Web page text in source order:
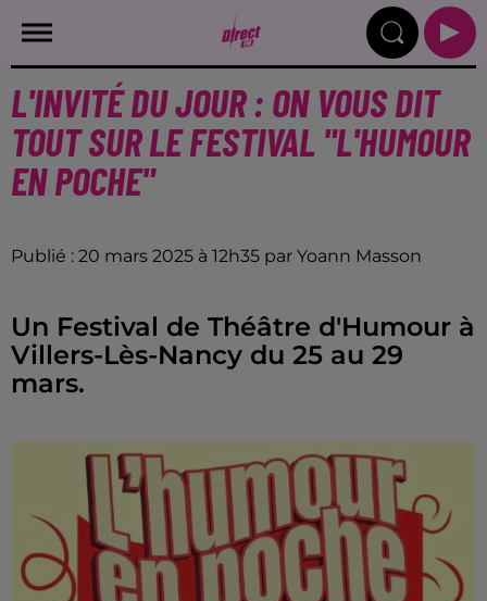
L'INVITÉ DU JOUR : ON VOUS DIT
TOUT SUR LE FESTIVAL "L'HUMOUR
EN POCHE"
Publié : 20 mars 2025 à 12h35 par Yoann Masson
Un Festival de Théâtre d'Humour à
Villers-Lès-Nancy du 25 au 29
mars.